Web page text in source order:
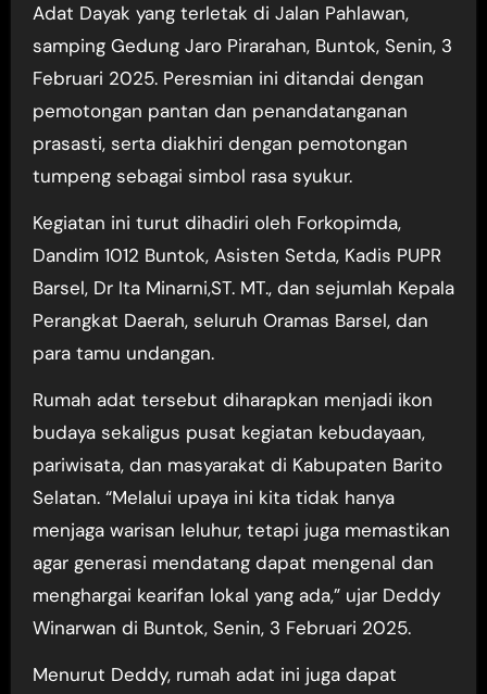
Adat Dayak yang terletak di Jalan Pahlawan,
samping Gedung Jaro Pirarahan, Buntok, Senin, 3
Februari 2025. Peresmian ini ditandai dengan
pemotongan pantan dan penandatanganan
prasasti, serta diakhiri dengan pemotongan
tumpeng sebagai simbol rasa syukur.
Kegiatan ini turut dihadiri oleh Forkopimda,
Dandim 1012 Buntok, Asisten Setda, Kadis PUPR
Barsel, Dr Ita Minarni,ST. MT., dan sejumlah Kepala
Perangkat Daerah, seluruh Oramas Barsel, dan
para tamu undangan.
Rumah adat tersebut diharapkan menjadi ikon
budaya sekaligus pusat kegiatan kebudayaan,
pariwisata, dan masyarakat di Kabupaten Barito
Selatan. “Melalui upaya ini kita tidak hanya
menjaga warisan leluhur, tetapi juga memastikan
agar generasi mendatang dapat mengenal dan
menghargai kearifan lokal yang ada,” ujar Deddy
Winarwan di Buntok, Senin, 3 Februari 2025.
Menurut Deddy, rumah adat ini juga dapat